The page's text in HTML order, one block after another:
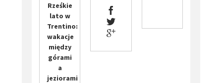
Rześkie
lato w
Trentino:
wakacje
między
górami
a
jeziorami